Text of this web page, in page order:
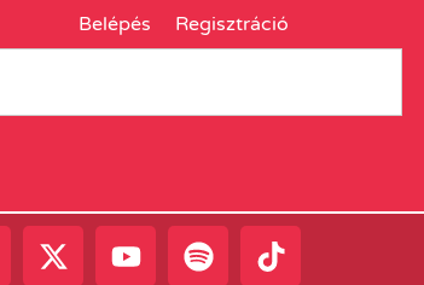
Belépés Regisztráció